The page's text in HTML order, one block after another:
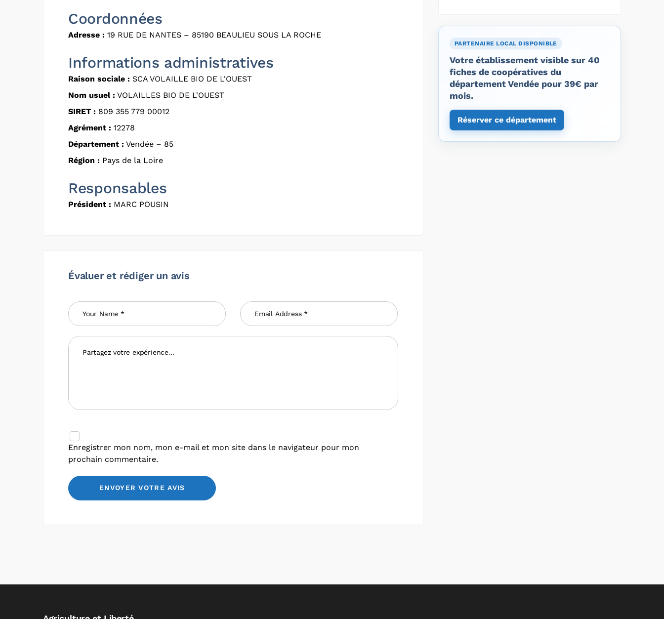
Coordonnées
Adresse : 19 RUE DE NANTES – 85190 BEAULIEU SOUS LA ROCHE
Informations administratives
Raison sociale : SCA VOLAILLE BIO DE L'OUEST
Nom usuel : VOLAILLES BIO DE L'OUEST
SIRET : 809 355 779 00012
Agrément : 12278
Département : Vendée – 85
Région : Pays de la Loire
Responsables
Président : MARC POUSIN
Évaluer et rédiger un avis
Enregistrer mon nom, mon e-mail et mon site dans le navigateur pour mon
prochain commentaire.
PARTENAIRE LOCAL DISPONIBLE
Votre établissement visible sur 40
fiches de coopératives du
département Vendée pour 39€ par
mois.
Réserver ce département